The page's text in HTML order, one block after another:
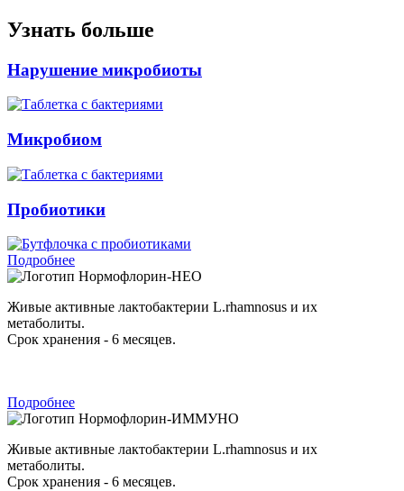
Узнать больше
Нарушение микробиоты
Микробиом
Пробиотики
Подробнее
Нормофлорин-НЕО
Живые активные лактобактерии L.rhamnosus и их
метаболиты.
Срок хранения - 6 месяцев.
Подробнее
Нормофлорин-ИММУНО
Живые активные лактобактерии L.rhamnosus и их
метаболиты.
Срок хранения - 6 месяцев.